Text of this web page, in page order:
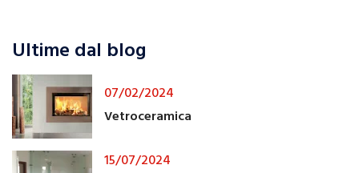
Ultime dal blog
07/02/2024
Vetroceramica
15/07/2024